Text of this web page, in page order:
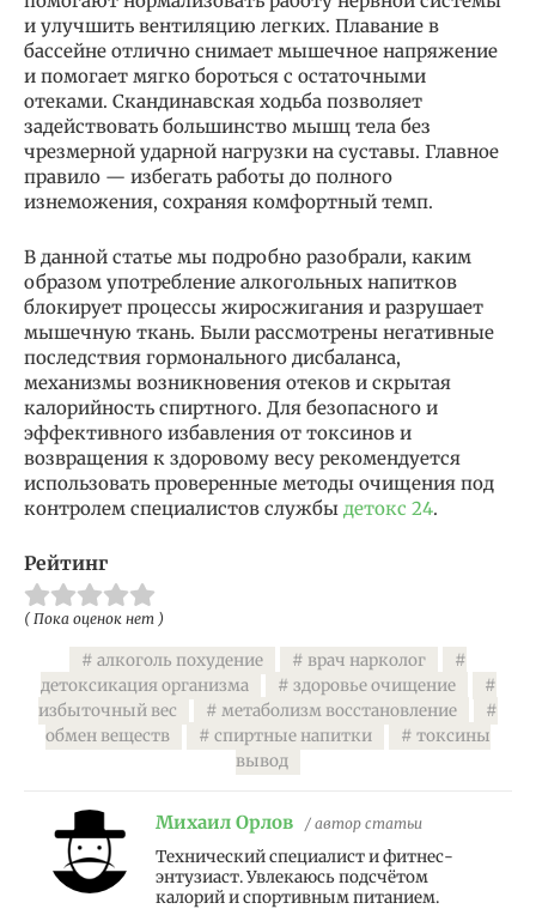
и улучшить вентиляцию легких. Плавание в
бассейне отлично снимает мышечное напряжение
и помогает мягко бороться с остаточными
отеками. Скандинавская ходьба позволяет
задействовать большинство мышц тела без
чрезмерной ударной нагрузки на суставы. Главное
правило — избегать работы до полного
изнеможения, сохраняя комфортный темп.
В данной статье мы подробно разобрали, каким
образом употребление алкогольных напитков
блокирует процессы жиросжигания и разрушает
мышечную ткань. Были рассмотрены негативные
последствия гормонального дисбаланса,
механизмы возникновения отеков и скрытая
калорийность спиртного. Для безопасного и
эффективного избавления от токсинов и
возвращения к здоровому весу рекомендуется
использовать проверенные методы очищения под
контролем специалистов службы детокс 24.
Рейтинг
( Пока оценок нет )
алкоголь похудение
врач нарколог
детоксикация организма
здоровье очищение
избыточный вес
метаболизм восстановление
обмен веществ
спиртные напитки
токсины
вывод
Михаил Орлов / автор статьи
Технический специалист и фитнес-
энтузиаст. Увлекаюсь подсчётом
калорий и спортивным питанием.